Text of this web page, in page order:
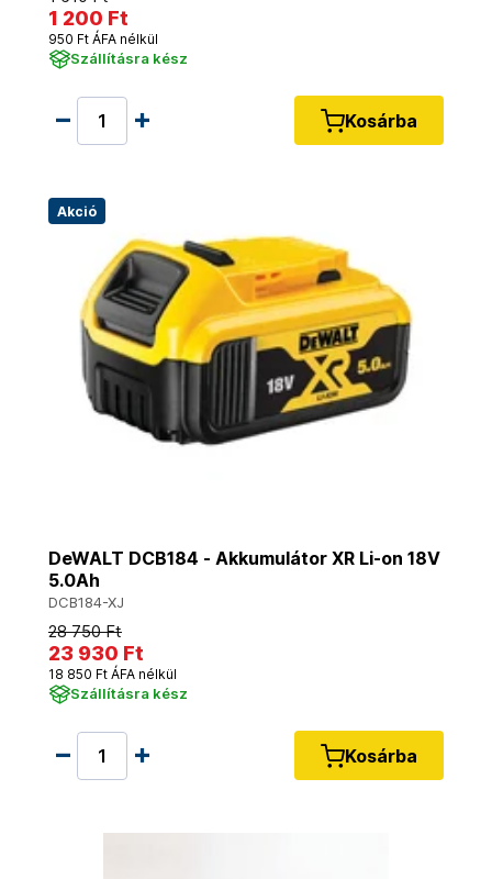
1 200 Ft
950 Ft ÁFA nélkül
Szállításra kész
Kosárba
Akció
DeWALT DCB184 - Akkumulátor XR Li-on 18V
5.0Ah
DCB184-XJ
28 750 Ft
23 930 Ft
18 850 Ft ÁFA nélkül
Szállításra kész
Kosárba